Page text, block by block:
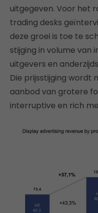
uitgegeven. Voor het
trading desks
deze groei is toe te
stijging in volume van
uitgevers en
Die prijsstijging wordt
aanbod van grotere
interruptive en rich